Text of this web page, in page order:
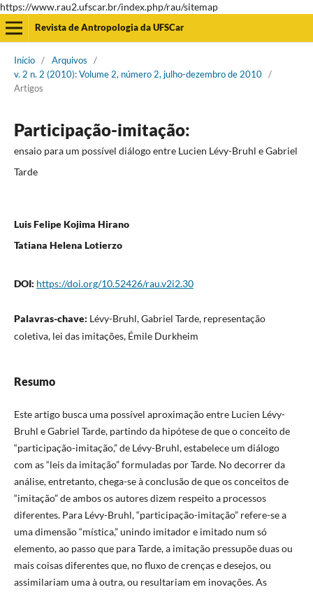
https://www.rau2.ufscar.br/index.php/rau/sitemap
Revista de Antropologia da UFSCar
Início / Arquivos
/
v. 2 n. 2 (2010): Volume 2, número 2, julho-dezembro de 2010 /
Artigos
Participação-imitação:
ensaio para um possível diálogo entre Lucien Lévy-Bruhl e Gabriel
Tarde
Luis Felipe Kojima Hirano
Tatiana Helena Lotierzo
DOI: https://doi.org/10.52426/rau.v2i2.30
Palavras-chave: Lévy-Bruhl, Gabriel Tarde, representação
coletiva, lei das imitações, Émile Durkheim
Resumo
Este artigo busca uma possível aproximação entre Lucien Lévy-
Bruhl e Gabriel Tarde, partindo da hipótese de que o conceito de
“participação-imitação,” de Lévy-Bruhl, estabelece um diálogo
com as “leis da imitação” formuladas por Tarde. No decorrer da
análise, entretanto, chega-se à conclusão de que os conceitos de
“imitação” de ambos os autores dizem respeito a processos
diferentes. Para Lévy-Bruhl, “participação-imitação” refere-se a
uma dimensão “mística,” unindo imitador e imitado num só
elemento, ao passo que para Tarde, a imitação pressupõe duas ou
mais coisas diferentes que, no fluxo de crenças e desejos, ou
assimilariam uma à outra, ou resultariam em inovações. As